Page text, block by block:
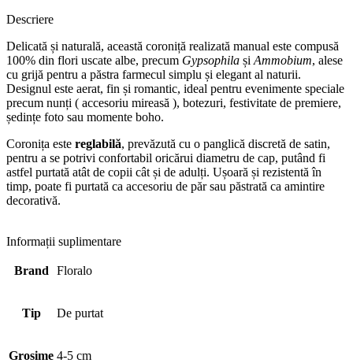
Descriere
Delicată și naturală, această coroniță realizată manual este compusă
100% din flori uscate albe, precum Gypsophila și Ammobium, alese
cu grijă pentru a păstra farmecul simplu și elegant al naturii.
Designul este aerat, fin și romantic, ideal pentru evenimente speciale
precum nunți ( accesoriu mireasă ), botezuri, festivitate de premiere,
ședințe foto sau momente boho.
Coronița este reglabilă, prevăzută cu o panglică discretă de satin,
pentru a se potrivi confortabil oricărui diametru de cap, putând fi
astfel purtată atât de copii cât și de adulți. Ușoară și rezistentă în
timp, poate fi purtată ca accesoriu de păr sau păstrată ca amintire
decorativă.
Informații suplimentare
Brand Floralo
Tip De purtat
Grosime 4-5 cm